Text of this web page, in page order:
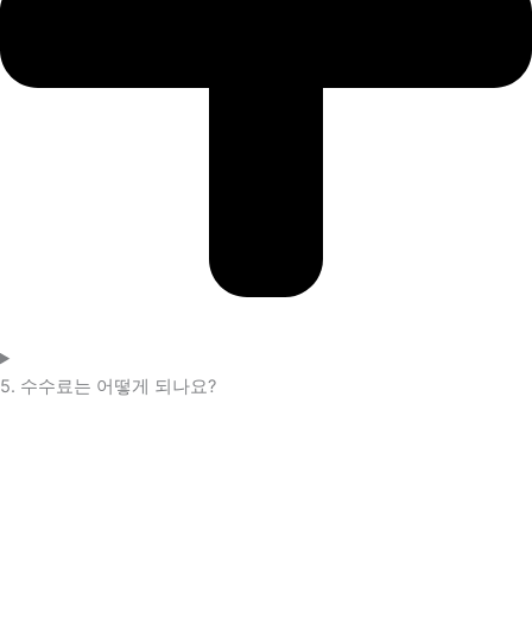
5. 수수료는 어떻게 되나요?